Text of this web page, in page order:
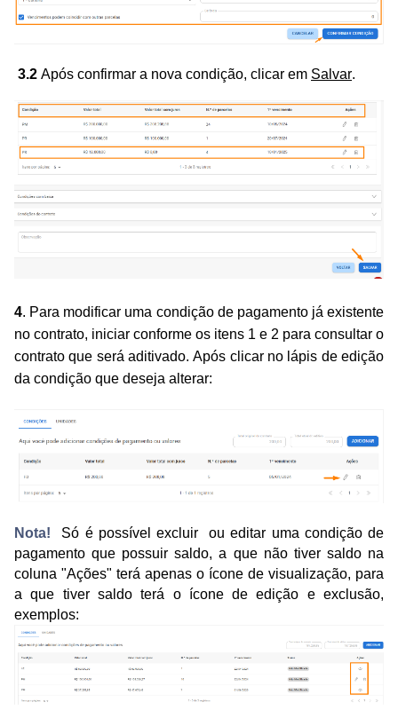
3.2 Após confirmar a nova condição, clicar em Salvar.
4. Para modificar uma condição de pagamento já existente
no contrato, iniciar conforme os itens 1 e 2 para consultar o
contrato que será aditivado. Após clicar no lápis de edição
da condição que deseja alterar:
Nota!
Só é possível excluir ou editar uma condição de
pagamento que possuir saldo, a que não tiver saldo na
coluna "Ações" terá apenas o ícone de visualização, para
a que tiver saldo terá o ícone de edição e exclusão,
exemplos: